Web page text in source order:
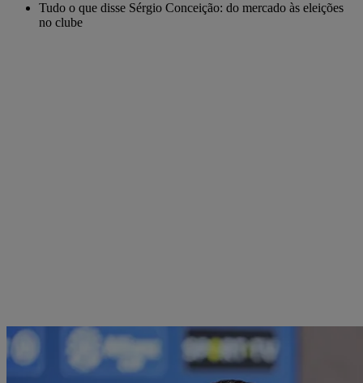
Tudo o que disse Sérgio Conceição: do mercado às eleições
no clube